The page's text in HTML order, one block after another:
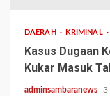
DAERAH KRIMINAL
Kasus Dugaan
Kukar Masuk
adminsambaranews 3